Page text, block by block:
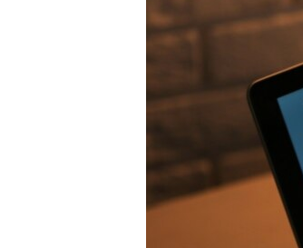
КРЫМ.НЕПОКОРЕННЫЙ
УКРАИНСКАЯ ПРОБЛЕМА КРЫМА